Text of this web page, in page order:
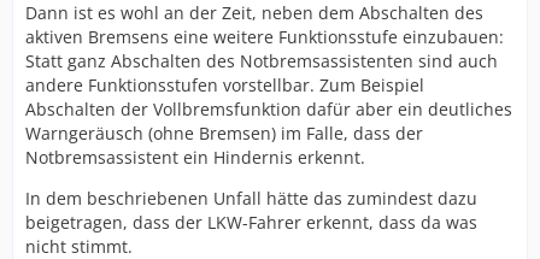
Dann ist es wohl an der Zeit, neben dem Abschalten des
aktiven Bremsens eine weitere Funktionsstufe einzubauen:
Statt ganz Abschalten des Notbremsassistenten sind auch
andere Funktionsstufen vorstellbar. Zum Beispiel
Abschalten der Vollbremsfunktion dafür aber ein deutliches
Warngeräusch (ohne Bremsen) im Falle, dass der
Notbremsassistent ein Hindernis erkennt.
In dem beschriebenen Unfall hätte das zumindest dazu
beigetragen, dass der LKW-Fahrer erkennt, dass da was
nicht stimmt.